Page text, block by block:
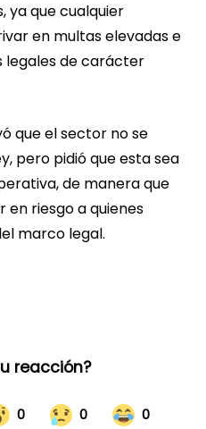
ya que cualquier
en multas elevadas e
legales de carácter
que el sector no se
pero pidió que esta sea
de manera que
en riesgo a quienes
marco legal.